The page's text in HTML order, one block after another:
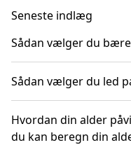
Seneste indlæg
Sådan vælger du
Sådan vælger du led
Hvordan din alder
du kan beregn din